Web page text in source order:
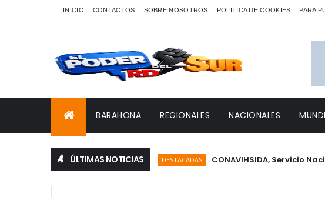
INICIO CONTACTOS SOBRE NOSOTROS POLITICA DE COOKIES PARA
BARAHONA REGIONALES NACIONALES
ÚLTIMAS NOTICIASDESTACADAS CONAVIHSIDA, Servicio Nacional